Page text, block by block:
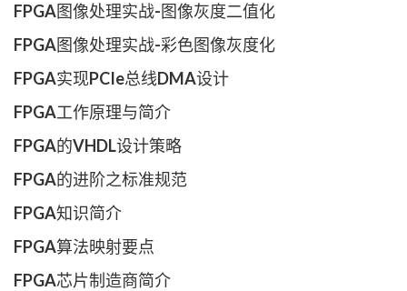
FPGA图像处理实战-图像灰度二值化
FPGA图像处理实战-彩色图像灰度化
FPGA实现PCIe总线DMA设计
FPGA工作原理与简介
FPGA的VHDL设计策略
FPGA的进阶之标准规范
FPGA知识简介
FPGA算法映射要点
FPGA芯片制造商简介